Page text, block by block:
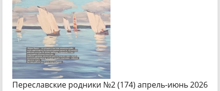
Переславские родники №2 (174) апрель-июнь 2026